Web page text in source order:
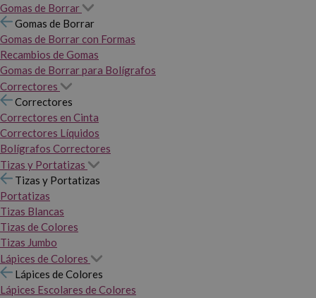
Gomas de Borrar
Gomas de Borrar
Gomas de Borrar con Formas
Recambios de Gomas
Gomas de Borrar para Bolígrafos
Correctores
Correctores
Correctores en Cinta
Correctores Líquidos
Bolígrafos Correctores
Tizas y Portatizas
Tizas y Portatizas
Portatizas
Tizas Blancas
Tizas de Colores
Tizas Jumbo
Lápices de Colores
Lápices de Colores
Lápices Escolares de Colores